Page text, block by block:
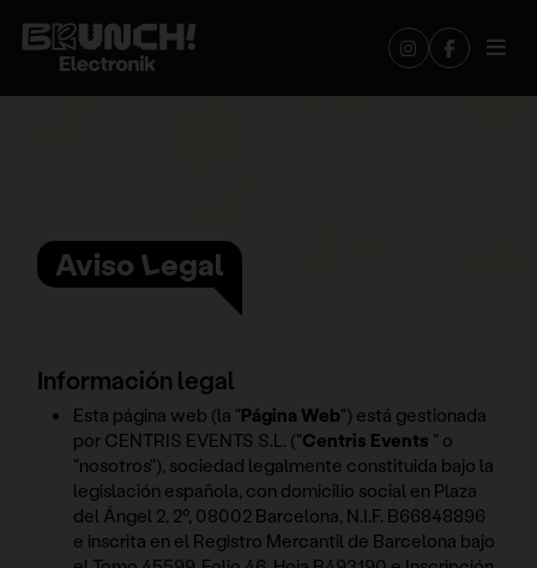
Aviso Legal
Información legal
Esta página web (la "Página Web") está gestionada
por CENTRIS EVENTS S.L. ("Centris Events " o
"nosotros"), sociedad legalmente constituida bajo la
legislación española, con domicilio social en Plaza
del Ángel 2, 2º, 08002 Barcelona, N.I.F. B66848896
e inscrita en el Registro Mercantil de Barcelona bajo